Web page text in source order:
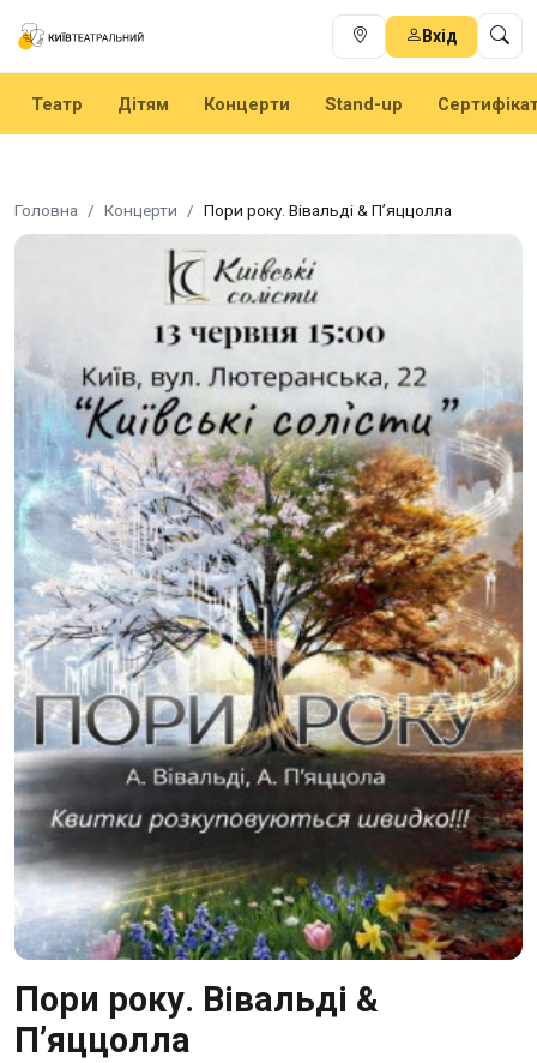
Вхід
Театр Дітям Концерти Stand-up
Головна Концерти Пори року. Вівальді & П’яццолла
Пори року. Вівальді &
П’яццолла